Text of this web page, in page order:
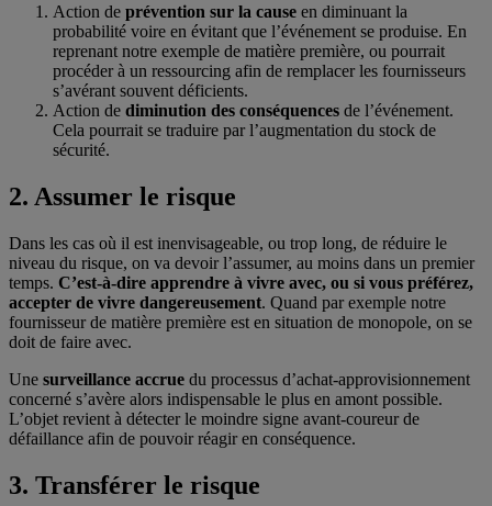
Action de prévention sur la cause en diminuant la
probabilité voire en évitant que l’événement se produise. En
reprenant notre exemple de matière première, ou pourrait
procéder à un ressourcing afin de remplacer les fournisseurs
s’avérant souvent déficients.
Action de diminution des conséquences de l’événement.
Cela pourrait se traduire par l’augmentation du stock de
sécurité.
2. Assumer le risque
Dans les cas où il est inenvisageable, ou trop long, de réduire le
niveau du risque, on va devoir l’assumer, au moins dans un premier
temps. C’est-à-dire apprendre à vivre avec, ou si vous préférez,
accepter de vivre dangereusement. Quand par exemple notre
fournisseur de matière première est en situation de monopole, on se
doit de faire avec.
Une surveillance accrue du processus d’achat-approvisionnement
concerné s’avère alors indispensable le plus en amont possible.
L’objet revient à détecter le moindre signe avant-coureur de
défaillance afin de pouvoir réagir en conséquence.
3. Transférer le risque